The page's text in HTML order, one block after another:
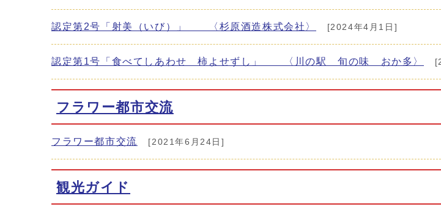
認定第2号「射美（いび）」 〈杉原酒造株式会社〉 [2024年4月1日]
認定第1号「食べてしあわせ 柿よせずし」 〈川の駅 旬の味 おか多〉
フラワー都市交流
フラワー都市交流 [2021年6月24日]
観光ガイド